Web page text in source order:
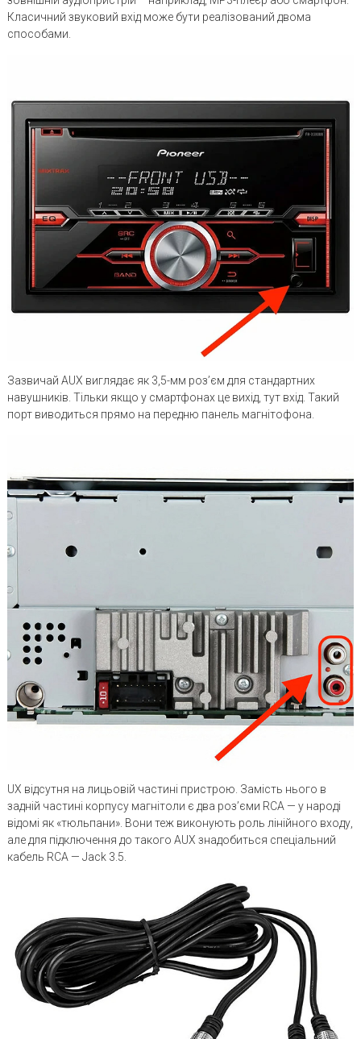
Класичний звуковий вхід може бути реалізований двома
способами.
Зазвичай AUX виглядає як 3,5-мм роз’єм для стандартних
навушників. Тільки якщо у смартфонах це вихід, тут вхід. Такий
порт виводиться прямо на передню панель магнітофона.
UX відсутня на лицьовій частині пристрою. Замість нього в
задній частині корпусу магнітоли є два роз’єми RCA — у народі
відомі як «тюльпани». Вони теж виконують роль лінійного входу,
але для підключення до такого AUX знадобиться спеціальний
кабель RCA — Jack 3.5.